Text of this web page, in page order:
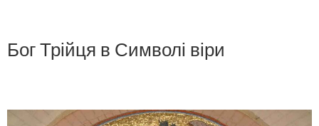
Бог Трійця в Символі віри